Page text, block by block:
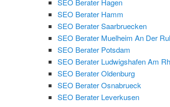
SEO Berater Hagen
SEO Berater Hamm
SEO Berater Saarbruecken
SEO Berater Muelheim An Der
SEO Berater Potsdam
SEO Berater Ludwigshafen Am
SEO Berater Oldenburg
SEO Berater Osnabrueck
SEO Berater Leverkusen